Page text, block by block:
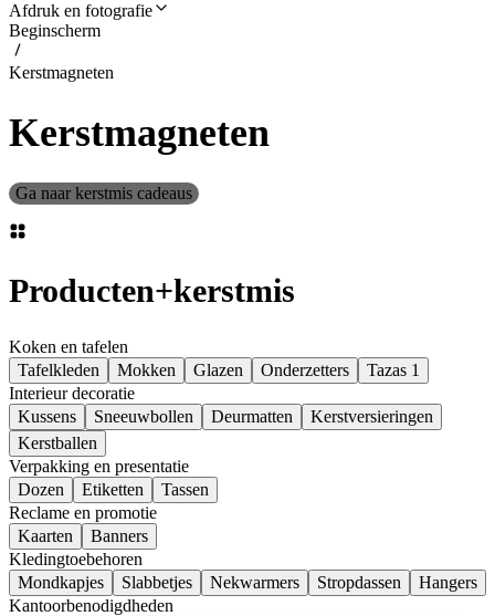
Afdruk en fotografie
Beginscherm
Kerstmagneten
Kerstmagneten
Ga naar kerstmis cadeaus
Producten+kerstmis
Koken en tafelen
Tafelkleden
Mokken Glazen Onderzetters
Tazas 1
Interieur decoratie
Kussens
Sneeuwbollen Deurmatten
Kerstversieringen
Kerstballen
Verpakking en presentatie
Dozen
Etiketten
Tassen
Reclame en promotie
Kaarten
Banners
Kledingtoebehoren
Mondkapjes
Slabbetjes Nekwarmers Stropdassen
Hangers
Kantoorbenodigdheden